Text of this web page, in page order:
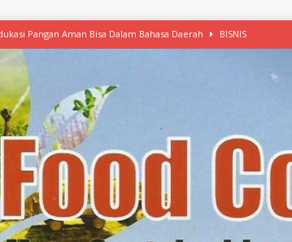
Pangan Aman Bisa Dalam Bahasa Daerah BISNIS
Mulai Ekspansi, IKEA dan MSC Dukung Seafood Berkelanjutan
Free Versi Healthy Choice, Tepung Talas Kimpul Pilihan Menu
Latih Olah Singkong, KKN Universitas Lampung Kenalkan
Makanan dengan McCormick, Ciptakan Raksasa Rp1.100 Triliun